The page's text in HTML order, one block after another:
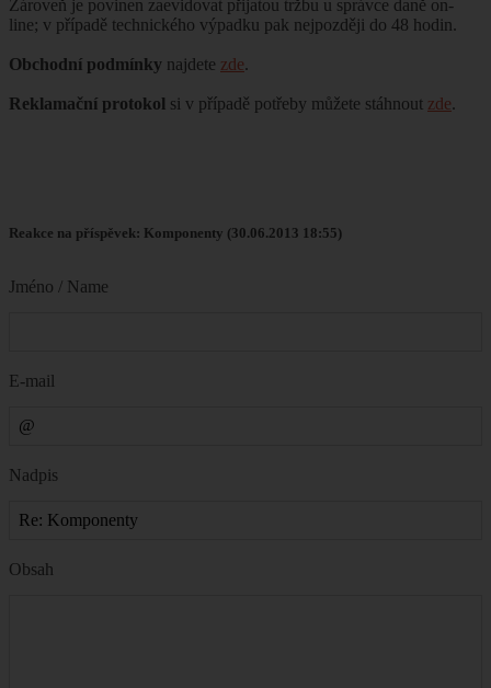
Zároveň je povinen zaevidovat přijatou tržbu u správce daně on-
line; v případě technického výpadku pak nejpozději do 48 hodin.
Obchodní podmínky najdete zde.
Reklamační protokol si v případě potřeby můžete stáhnout zde.
Reakce na příspěvek: Komponenty (30.06.2013 18:55)
Jméno / Name
E-mail
Nadpis
Obsah